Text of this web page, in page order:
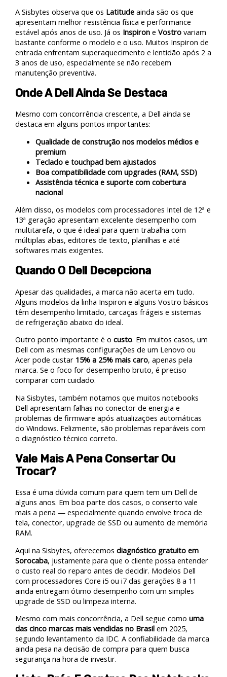
A Sisbytes observa que os Latitude ainda são os que
apresentam melhor resistência física e performance
estável após anos de uso. Já os Inspiron eVostro variam
bastante conforme o modelo e o uso. Muitos Inspiron de
entrada enfrentam superaquecimento e lentidão após 2 a
3 anos de uso, especialmente se não recebem
manutenção preventiva.
Onde A Dell Ainda Se Destaca
Mesmo com concorrência crescente, a Dell ainda se
destaca em alguns pontos importantes:
Qualidade de construção nos modelos médios e
premium
Teclado e touchpad bem ajustados
Boa compatibilidade com upgrades (RAM, SSD)
Assistência técnica e suporte com cobertura
nacional
Além disso, os modelos com processadores Intel de 12ª e
13ª geração apresentam excelente desempenho com
multitarefa, o que é ideal para quem trabalha com
múltiplas abas, editores de texto, planilhas e até
softwares mais exigentes.
Quando O Dell Decepciona
Apesar das qualidades, a marca não acerta em tudo.
Alguns modelos da linha Inspiron e alguns Vostro básicos
têm desempenho limitado, carcaças frágeis e sistemas
de refrigeração abaixo do ideal.
Outro ponto importante é ocusto. Em muitos casos, um
Dell com as mesmas configurações de um Lenovo ou
Acer pode custar 15% a 25% mais caro, apenas pela
marca. Se o foco for desempenho bruto, é preciso
comparar com cuidado.
Na Sisbytes, também notamos que muitos notebooks
Dell apresentam falhas no conector de energia e
problemas de firmware após atualizações automáticas
do Windows. Felizmente, são problemas reparáveis com
o diagnóstico técnico correto.
Vale Mais A Pena Consertar Ou
Trocar?
Essa é uma dúvida comum para quem tem um Dell de
alguns anos. Em boa parte dos casos, o conserto vale
mais a pena — especialmente quando envolve troca de
tela, conector, upgrade de SSD ou aumento de memória
RAM.
Aqui na Sisbytes, oferecemosdiagnóstico gratuito em
Sorocaba, justamente para que o cliente possa entender
o custo real do reparo antes de decidir. Modelos Dell
com processadores Core i5 ou i7 das gerações 8 a 11
ainda entregam ótimo desempenho com um simples
upgrade de SSD ou limpeza interna.
Mesmo com mais concorrência, a Dell segue comouma
das cinco marcas mais vendidas no Brasil em 2025,
segundo levantamento da IDC. A confiabilidade da marca
ainda pesa na decisão de compra para quem busca
segurança na hora de investir.